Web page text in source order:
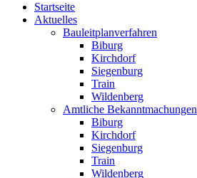
Startseite
Aktuelles
Bauleitplanverfahren
Biburg
Kirchdorf
Siegenburg
Train
Wildenberg
Amtliche Bekanntmachungen
Biburg
Kirchdorf
Siegenburg
Train
Wildenberg